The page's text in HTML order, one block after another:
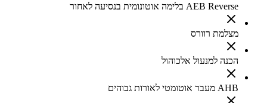
AEB Reverse בלימה אוטונומית בנסיעה לאחור
מצלמת רוורס
הכנה למנעול אלכוהול
AHB מעבר אוטומטי לאורות גבוהים